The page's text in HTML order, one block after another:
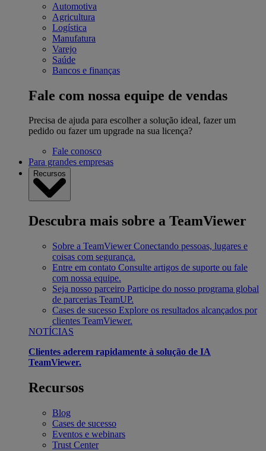
Automotiva
Agricultura
Logística
Manufatura
Varejo
Saúde
Bancos e finanças
Fale com nossa equipe de vendas
Precisa de ajuda para escolher a solução ideal, fazer um
pedido ou fazer um upgrade na sua licença?
Fale conosco
Para grandes empresas
Recursos
Descubra mais sobre a TeamViewer
Sobre a TeamViewer Conectando pessoas, lugares e
coisas com segurança.
Entre em contato Consulte artigos de suporte ou fale
com nossa equipe.
Seja nosso parceiro Participe do nosso programa global
de parcerias TeamUP.
Cases de sucesso Explore os resultados alcançados por
clientes TeamViewer.
NOTÍCIAS
Clientes aderem rapidamente à solução de IA
TeamViewer.
Recursos
Blog
Cases de sucesso
Eventos e webinars
Trust Center